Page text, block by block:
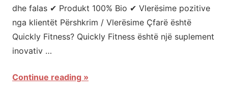
dhe falas ✔ Produkt 100% Bio ✔ Vlerësime pozitive
nga klientët Përshkrim / Vlerësime Çfarë është
Quickly Fitness? Quickly Fitness është një suplement
inovativ …
Continue reading